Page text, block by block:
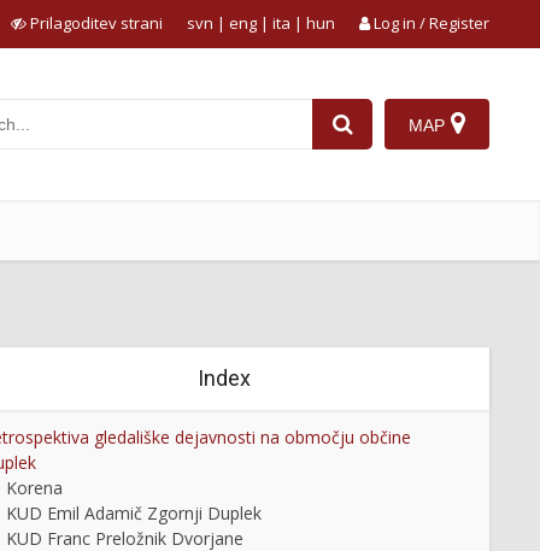
Prilagoditev strani Log in / Register
svn | eng | ita | hun
MAP
Index
gledališke dejavnosti na območju občine
Korena
KUD Emil Adamič Zgornji Duplek
KUD Franc Preložnik Dvorjane